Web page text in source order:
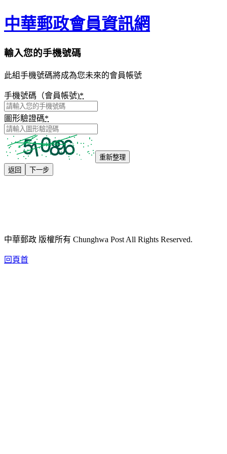
中華郵政會員資訊網
輸入您的手機號碼
此組手機號碼將成為您未來的會員帳號
手機號碼（會員帳號)*
圖形驗證碼*
重新整理
返回
下一步
中華郵政 版權所有 Chunghwa Post All Rights Reserved.
回頁首